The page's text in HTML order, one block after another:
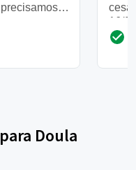
16/
Doula